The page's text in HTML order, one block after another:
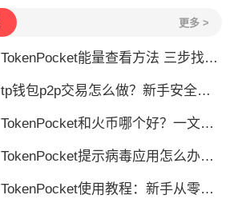
更多 >
TokenPocket能量查看方法 三步找到TRX能量余额
tp钱包p2p交易怎么做？新手安全指南
TokenPocket和火币哪个好？一文帮你理清选择
TokenPocket提示病毒应用怎么办？原因全解析
TokenPocket使用教程：新手从零学会钱包操作